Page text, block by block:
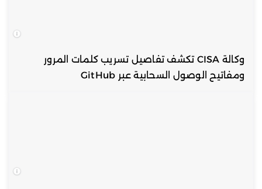
وكالة CISA تكشف تفاصيل تسريب كلمات المرور
ومفاتيح الوصول السحابية عبر GitHub